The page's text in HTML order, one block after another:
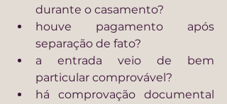
durante o casamento?
houve pagamento após
separação de fato?
a entrada veio de bem
particular comprovável?
há comprovação documental